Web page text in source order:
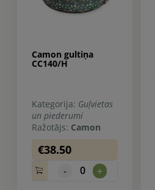
Camon gultiņa
CC140/H
Kategorija: Guļvietas
un piederumi
Ražotājs: Camon
€38.50
- 0 +